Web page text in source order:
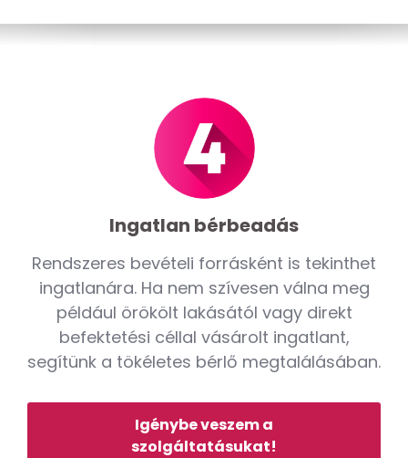
Ingatlan bérbeadás
Rendszeres bevételi forrásként is tekinthet
ingatlanára. Ha nem szívesen válna meg
például örökölt lakásától vagy direkt
befektetési céllal vásárolt ingatlant,
segítünk a tökéletes bérlő megtalálásában.
Igénybe veszem a
szolgáltatásukat!